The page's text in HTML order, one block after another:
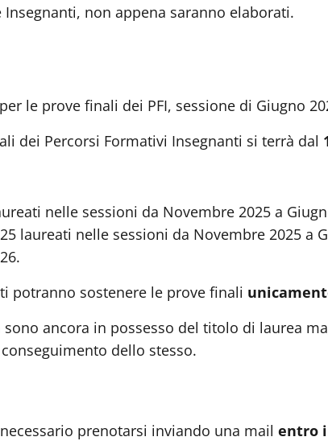
non appena saranno elaborati.
per le prove finali dei PFI, sessione di Giugno
dei Percorsi Formativi Insegnanti si terrà dal
nelle sessioni da Novembre 2025 a
laureati nelle sessioni da Novembre 2025 a
potranno sostenere le prove finali
sono ancora in possesso del titolo di laurea
dello stesso.
prenotarsi inviando una mail entro